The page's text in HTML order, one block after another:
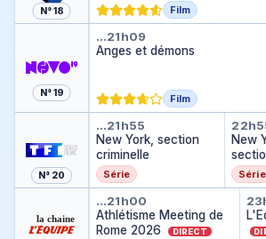
N° 18 Film
N° 19
Anges et démons
…21h09
Anges et démons
Film
N° 20
New York,
…21h55
New York, section
criminelle
Série
New
Série
Athlétisme
…21h00
Athlétisme Meeting de
Rome 2026
DIRECT